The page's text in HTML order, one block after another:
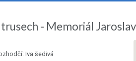
- Memoriál
Iva šedivá